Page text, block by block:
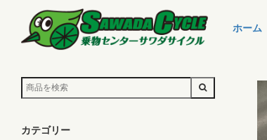
ホーム
カテゴリー